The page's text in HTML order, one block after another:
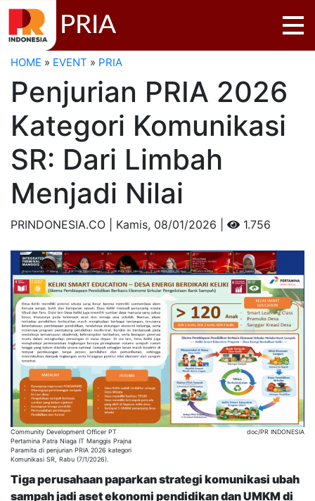
PRIA
HOME » EVENT » PRIA
Penjurian PRIA 2026
Kategori Komunikasi
SR: Dari Limbah
Menjadi Nilai
PRINDONESIA.CO | Kamis, 08/01/2026 | 1.756
Community Development Officer PT
Pertamina Patra Niaga IT Manggis Prajna
Paramita di penjurian PRIA 2026 kategori
Komunikasi SR, Rabu (7/1/2026).
doc/PR INDONESIA
Tiga perusahaan paparkan strategi komunikasi ubah
sampah jadi aset ekonomi pendidikan dan UMKM di